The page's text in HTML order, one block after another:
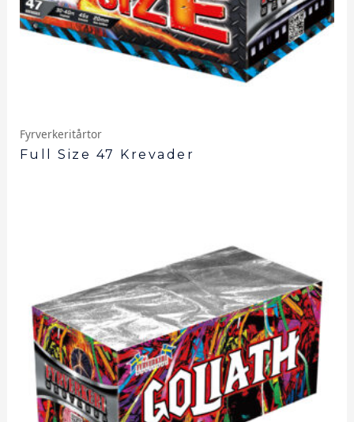
Fyrverkeritårtor
Full Size 47 Krevader